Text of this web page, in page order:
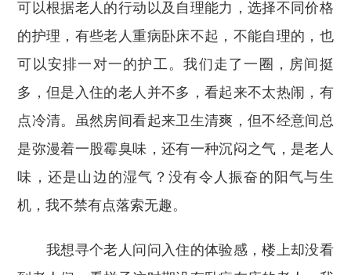
可以根据老人的行动以及自理能力，选择不同价格
的护理，有些老人重病卧床不起，不能自理的，也
可以安排一对一的护工。我们走了一圈，房间挺
多，但是入住的老人并不多，看起来不太热闹，有
点冷清。虽然房间看起来卫生清爽，但不经意间总
是弥漫着一股霉臭味，还有一种沉闷之气，是老人
味，还是山边的湿气？没有令人振奋的阳气与生
机，我不禁有点落索无趣。
我想寻个老人问问入住的体验感，楼上却没看